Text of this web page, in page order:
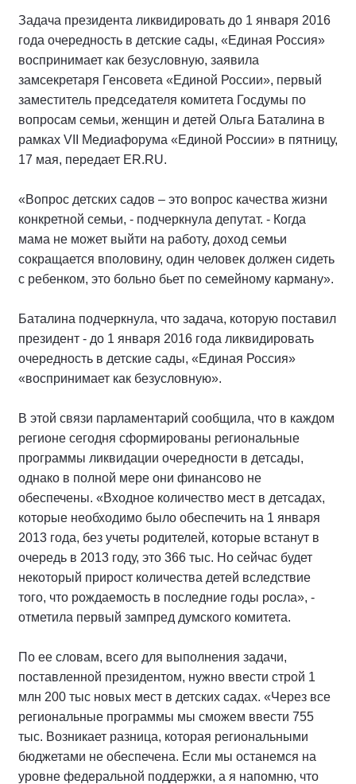
Задача президента ликвидировать до 1 января 2016
года очередность в детские сады, «Единая Россия»
воспринимает как безусловную, заявила
замсекретаря Генсовета «Единой России», первый
заместитель председателя комитета Госдумы по
вопросам семьи, женщин и детей Ольга Баталина в
рамках VII Медиафорума «Единой России» в пятницу,
17 мая, передает ER.RU.
«Вопрос детских садов – это вопрос качества жизни
конкретной семьи, - подчеркнула депутат. - Когда
мама не может выйти на работу, доход семьи
сокращается вполовину, один человек должен сидеть
с ребенком, это больно бьет по семейному карману».
Баталина подчеркнула, что задача, которую поставил
президент - до 1 января 2016 года ликвидировать
очередность в детские сады, «Единая Россия»
«воспринимает как безусловную».
В этой связи парламентарий сообщила, что в каждом
регионе сегодня сформированы региональные
программы ликвидации очередности в детсады,
однако в полной мере они финансово не
обеспечены. «Входное количество мест в детсадах,
которые необходимо было обеспечить на 1 января
2013 года, без учеты родителей, которые встанут в
очередь в 2013 году, это 366 тыс. Но сейчас будет
некоторый прирост количества детей вследствие
того, что рождаемость в последние годы росла», -
отметила первый зампред думского комитета.
По ее словам, всего для выполнения задачи,
поставленной президентом, нужно ввести строй 1
млн 200 тыс новых мест в детских садах. «Через все
региональные программы мы сможем ввести 755
тыс. Возникает разница, которая региональными
бюджетами не обеспечена. Если мы останемся на
уровне федеральной поддержки, а я напомню, что